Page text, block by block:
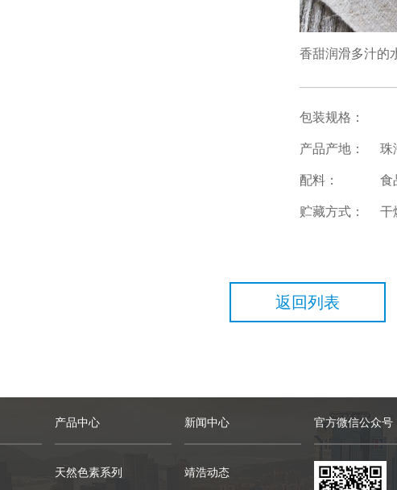
香甜润滑多汁的
包装规格：
产品产地： 珠
配料： 食
贮藏方式： 干
返回列表
产品中心
天然色素系列
新闻中心
靖浩动态
官方微信公众号